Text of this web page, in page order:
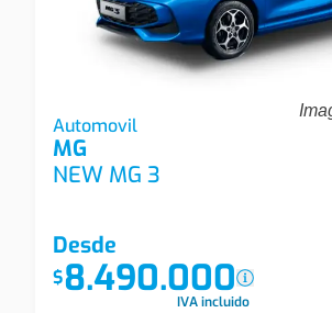
Mg New Mg 3 All New Mg3 1.5l Mt
Automovil
MG
NEW MG 3
Desde
$8.490.000
IVA incluido